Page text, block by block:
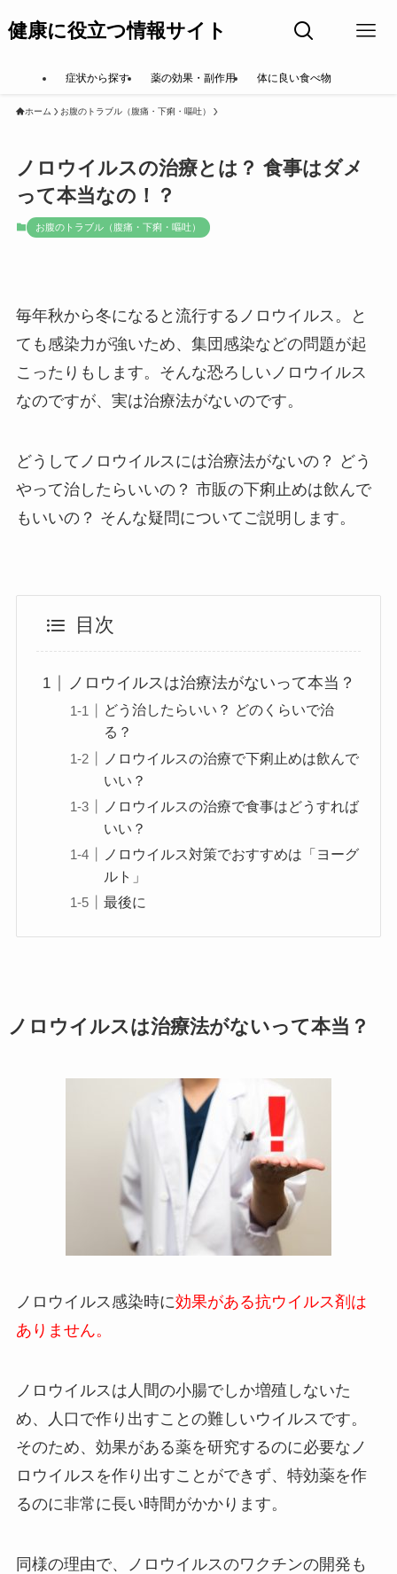
健康に役立つ情報サイト
症状から探す 薬の効果・副作用 体に良い食べ物
ホーム お腹のトラブル（腹痛・下痢・嘔吐）
ノロウイルスの治療とは？ 食事はダメ
って本当なの！？
お腹のトラブル（腹痛・下痢・嘔吐）
毎年秋から冬になると流行するノロウイルス。と
ても感染力が強いため、集団感染などの問題が起
こったりもします。そんな恐ろしいノロウイルス
なのですが、実は治療法がないのです。
どうしてノロウイルスには治療法がないの？ どう
やって治したらいいの？ 市販の下痢止めは飲んで
もいいの？ そんな疑問についてご説明します。
目次
ノロウイルスは治療法がないって本当？
どう治したらいい？ どのくらいで治
る？
ノロウイルスの治療で下痢止めは飲んで
いい？
ノロウイルスの治療で食事はどうすれば
いい？
ノロウイルス対策でおすすめは「ヨーグ
ルト」
最後に
ノロウイルスは治療法がないって本当？
ノロウイルス感染時に効果がある抗ウイルス剤は
ありません。
ノロウイルスは人間の小腸でしか増殖しないた
め、人口で作り出すことの難しいウイルスです。
そのため、効果がある薬を研究するのに必要なノ
ロウイルスを作り出すことができず、特効薬を作
るのに非常に長い時間がかかります。
同様の理由で、ノロウイルスのワクチンの開発も